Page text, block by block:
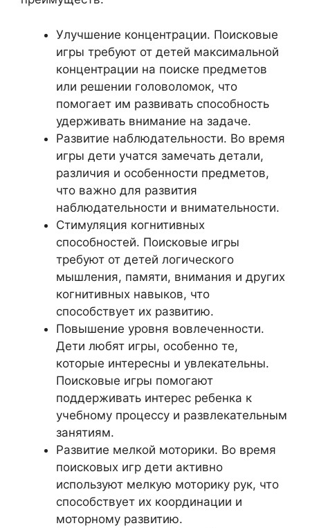
Улучшение концентрации. Поисковые
игры требуют от детей максимальной
концентрации на поиске предметов
или решении головоломок, что
помогает им развивать способность
удерживать внимание на задаче.
Развитие наблюдательности. Во время
игры дети учатся замечать детали,
различия и особенности предметов,
что важно для развития
наблюдательности и внимательности.
Стимуляция когнитивных
способностей. Поисковые игры
требуют от детей логического
мышления, памяти, внимания и других
когнитивных навыков, что
способствует их развитию.
Повышение уровня вовлеченности.
Дети любят игры, особенно те,
которые интересны и увлекательны.
Поисковые игры помогают
поддерживать интерес ребенка к
учебному процессу и развлекательным
занятиям.
Развитие мелкой моторики. Во время
поисковых игр дети активно
используют мелкую моторику рук, что
способствует их координации и
моторному развитию.